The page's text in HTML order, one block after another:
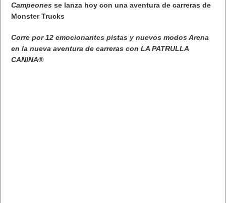
Campeones se lanza hoy con una aventura de carreras de
Monster Trucks
Corre por 12 emocionantes pistas y nuevos modos Arena
en la nueva aventura de carreras con LA PATRULLA
CANINA®